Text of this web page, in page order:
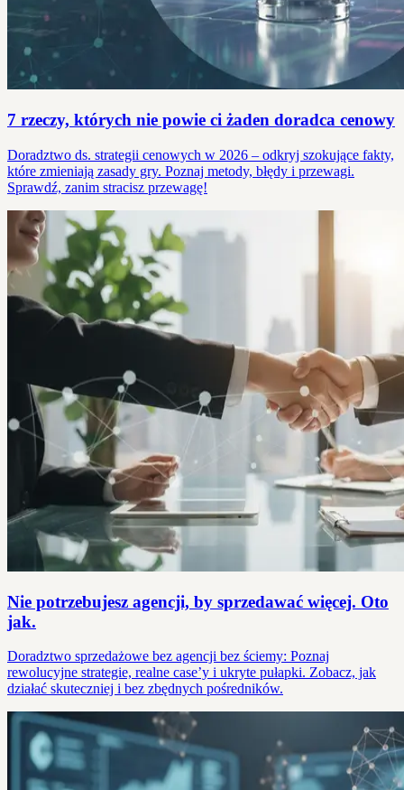
7 rzeczy, których nie powie ci żaden doradca cenowy
Doradztwo ds. strategii cenowych w 2026 – odkryj szokujące fakty,
które zmieniają zasady gry. Poznaj metody, błędy i przewagi.
Sprawdź, zanim stracisz przewagę!
Nie potrzebujesz agencji, by sprzedawać więcej. Oto
jak.
Doradztwo sprzedażowe bez agencji bez ściemy: Poznaj
rewolucyjne strategie, realne case’y i ukryte pułapki. Zobacz, jak
działać skuteczniej i bez zbędnych pośredników.